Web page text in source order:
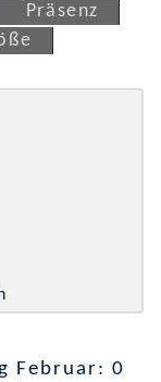
Präsenz
Februar: 0